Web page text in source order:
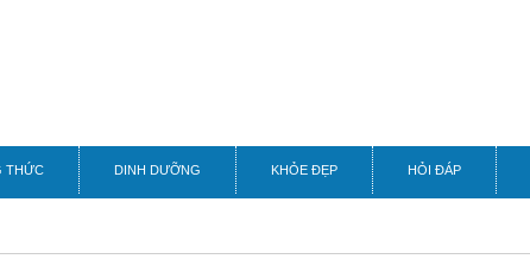
THỨC DINH DƯỠNG KHỎE ĐẸP HỎI ĐÁP